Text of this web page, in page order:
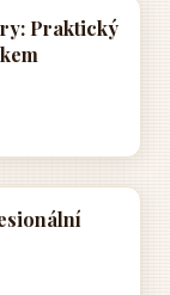
Praktický